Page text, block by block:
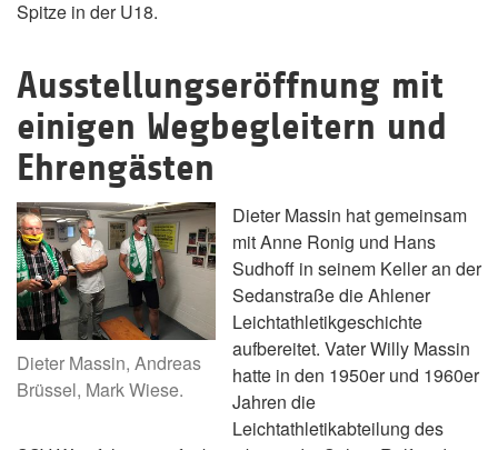
Spitze in der U18.
Ausstellungseröffnung mit
einigen Wegbegleitern und
Ehrengästen
Dieter Massin, Andreas
Brüssel, Mark Wiese.
Dieter Massin hat gemeinsam
mit Anne Ronig und Hans
Sudhoff in seinem Keller an der
Sedanstraße die Ahlener
Leichtathletikgeschichte
aufbereitet. Vater Willy Massin
hatte in den 1950er und 1960er
Jahren die
Leichtathletikabteilung des